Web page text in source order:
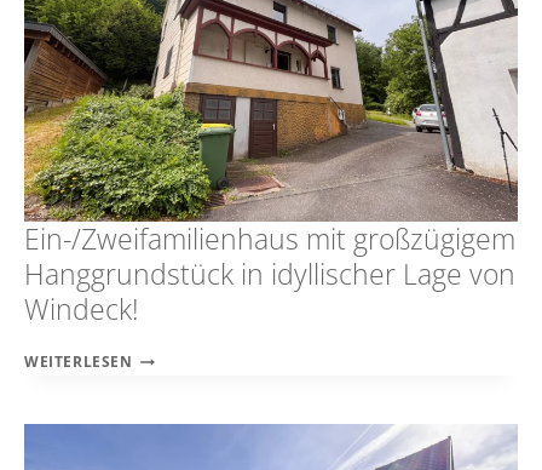
RUHIG
GELEGEN
IN
WINDECK!
Ein-/Zweifamilienhaus mit großzügigem
Hanggrundstück in idyllischer Lage von
Windeck!
WEITERLESEN EIN-/ZWEIFAMILIENHAUS
ANGGRUNDSTÜCK I